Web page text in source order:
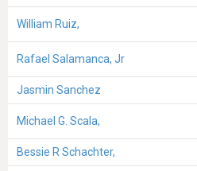
William Ruiz,
Rafael Salamanca, Jr
Jasmin Sanchez
Michael G. Scala,
Bessie R Schachter,